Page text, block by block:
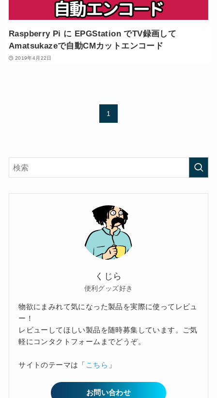
Raspberry Pi に EPGStation でTV録画して
Amatsukazeで自動CMカットエンコード
2019年4月22日
1
くじら
便利グッズ好き
物欲にまみれて気になった製品を実際に使ってレビュ
ー！
レビューしてほしい製品を随時募集しています。ご気
軽にコンタクトフォームまでどうぞ。
サイトのテーマは「 こちら 」
お問い合わせ